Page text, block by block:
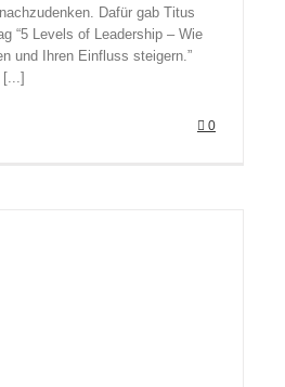
Dafür gab Titus
“5 Levels of Leadership – Wie
und Ihren Einfluss steigern.”
[...]
0